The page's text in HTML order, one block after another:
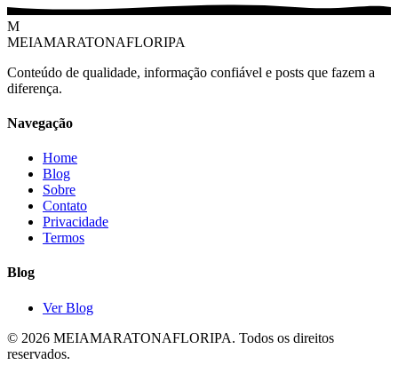
M
MEIAMARATONAFLORIPA
Conteúdo de qualidade, informação confiável e posts que fazem a
diferença.
Navegação
Home
Blog
Sobre
Contato
Privacidade
Termos
Blog
Ver Blog
© 2026 MEIAMARATONAFLORIPA. Todos os direitos
reservados.